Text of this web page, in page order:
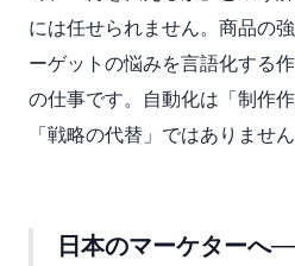
には任せられません。商品の
ーゲットの悩みを言語化する
の仕事です。自動化は「制作
「戦略の代替」ではありません
日本のマーケターへ